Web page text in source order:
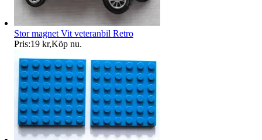
Stor magnet Vit veteranbil Retro
Pris:19 kr,Köp nu.